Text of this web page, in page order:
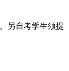
另自考学生须提